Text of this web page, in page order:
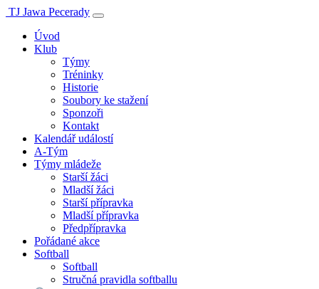
TJ Jawa Pecerady
Úvod
Klub
Týmy
Tréninky
Historie
Soubory ke stažení
Sponzoři
Kontakt
Kalendář událostí
A-Tým
Týmy mládeže
Starší žáci
Mladší žáci
Starší přípravka
Mladší přípravka
Předpřípravka
Pořádané akce
Softball
Softball
Stručná pravidla softballu